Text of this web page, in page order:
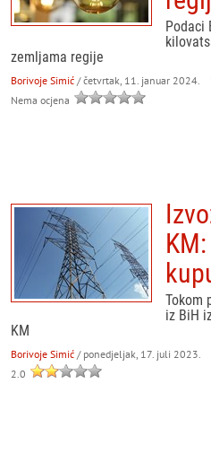
Podaci
zemljama regije
Borivoje Simić / četvrtak, 11. januar 2024.
Nema ocjena
Tokom
iz BiH
KM
Borivoje Simić / ponedjeljak, 17. juli 2023.
2.0